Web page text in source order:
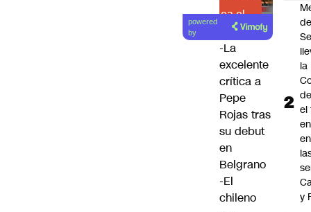
Lea el
artículo
powered
by
-La
excelente
crítica a
Pepe
Rojas tras
su debut
en
Belgrano
-El
chileno
la
el
y